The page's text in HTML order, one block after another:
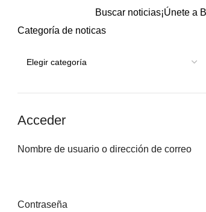
Buscar noticias¡Únete a
Categoría de noticas
Acceder
Nombre de usuario o dirección de correo
Contraseña